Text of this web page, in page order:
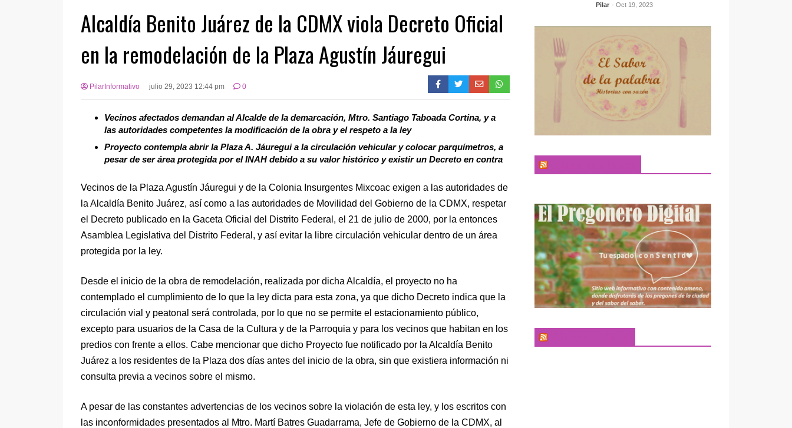
Alcaldía Benito Juárez de la CDMX viola Decreto Oficial
en la remodelación de la Plaza Agustín Jáuregui
PilarInformativo julio 29, 2023 12:44 pm 0
Vecinos afectados demandan al Alcalde de la demarcación, Mtro. Santiago Taboada Cortina, y a
las autoridades competentes la modificación de la obra y el respeto a la ley
Proyecto contempla abrir la Plaza A. Jáuregui a la circulación vehicular y colocar parquímetros, a
pesar de ser área protegida por el INAH debido a su valor histórico y existir un Decreto en contra
Vecinos de la Plaza Agustín Jáuregui y de la Colonia Insurgentes Mixcoac exigen a las autoridades de
la Alcaldía Benito Juárez, así como a las autoridades de Movilidad del Gobierno de la CDMX, respetar
el Decreto publicado en la Gaceta Oficial del Distrito Federal, el 21 de julio de 2000, por la entonces
Asamblea Legislativa del Distrito Federal, y así evitar la libre circulación vehicular dentro de un área
protegida por la ley.
Desde el inicio de la obra de remodelación, realizada por dicha Alcaldía, el proyecto no ha
contemplado el cumplimiento de lo que la ley dicta para esta zona, ya que dicho Decreto indica que la
circulación vial y peatonal será controlada, por lo que no se permite el estacionamiento público,
excepto para usuarios de la Casa de la Cultura y de la Parroquia y para los vecinos que habitan en los
predios con frente a ellos. Cabe mencionar que dicho Proyecto fue notificado por la Alcaldía Benito
Juárez a los residentes de la Plaza dos días antes del inicio de la obra, sin que existiera información ni
consulta previa a vecinos sobre el mismo.
A pesar de las constantes advertencias de los vecinos sobre la violación de esta ley, y los escritos con
las inconformidades presentados al Mtro. Martí Batres Guadarrama, Jefe de Gobierno de la CDMX, al
Pilar - Oct 19, 2023